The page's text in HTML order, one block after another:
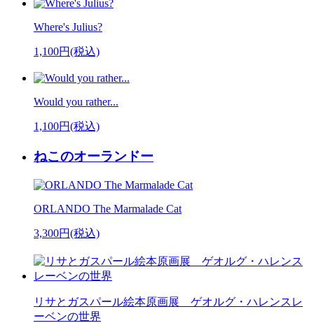
Where's Julius?
1,100円(税込)
Would you rather...
1,100円(税込)
ねこのオーランドー
ORLANDO The Marmalade Cat
3,300円(税込)
リサとガスパール絵本原画展 ゲオルグ・ハレンスレ
ーベンの世界